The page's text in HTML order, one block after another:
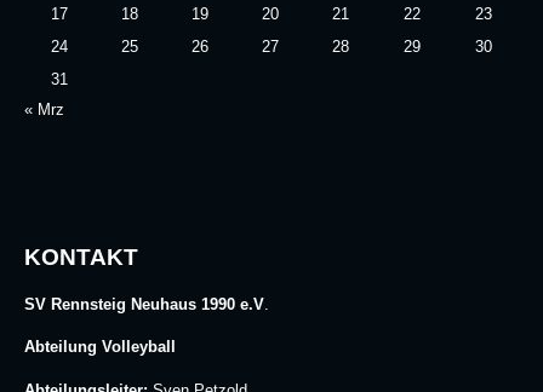
17
18 19 20 21 22
23
24
25 26 27 28 29
30
31
« Mrz
KONTAKT
SV Rennsteig Neuhaus 1990 e.V.
Abteilung Volleyball